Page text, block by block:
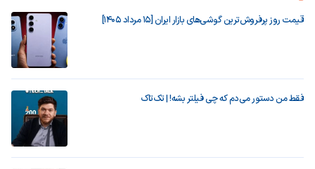
قیمت روز پرفروش‌ترین گوشی‌های بازار ایران [15 مرداد 1405]
فقط من دستور می‌دم که چی فیلتر بشه! | تک‌تاک